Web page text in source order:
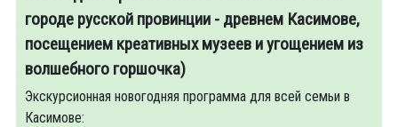
городе русской провинции - древнем Касимове,
посещением креативных музеев и угощением из
волшебного горшочка)
Экскурсионная новогодняя программа для всей семьи в
Касимове: